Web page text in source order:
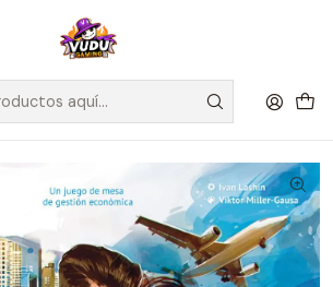
Chile! Envío GRATIS a Regiones sobre
$35.000
de Mesa Editorial Maldito Games
Inc. - Español